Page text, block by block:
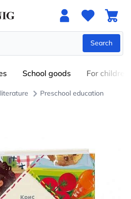
Search
School goods For children
Preschool education